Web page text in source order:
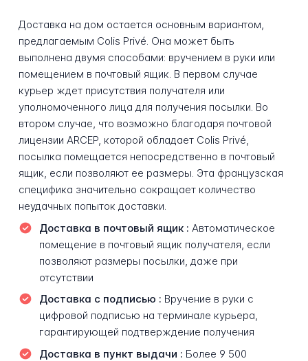
Доставка на дом остается основным вариантом,
предлагаемым Colis Privé. Она может быть
выполнена двумя способами: вручением в руки или
помещением в почтовый ящик. В первом случае
курьер ждет присутствия получателя или
уполномоченного лица для получения посылки. Во
втором случае, что возможно благодаря почтовой
лицензии ARCEP, которой обладает Colis Privé,
посылка помещается непосредственно в почтовый
ящик, если позволяют ее размеры. Эта французская
специфика значительно сокращает количество
неудачных попыток доставки.
Доставка в почтовый ящик : Автоматическое
помещение в почтовый ящик получателя, если
позволяют размеры посылки, даже при
отсутствии
Доставка с подписью : Вручение в руки с
цифровой подписью на терминале курьера,
гарантирующей подтверждение получения
Доставка в пункт выдачи : Более 9 500